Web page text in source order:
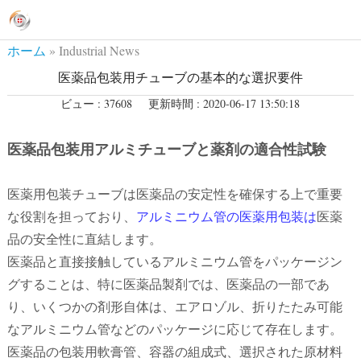
ホーム » Industrial News
医薬品包装用チューブの基本的な選択要件
ビュー : 37608 更新時間 : 2020-06-17 13:50:18
医薬品包装用アルミチューブと薬剤の適合性試験
医薬用包装チューブは医薬品の安定性を確保する上で重要
な役割を担っており、 アルミニウム管の医薬用包装は医薬
品の安全性に直結します。
医薬品と直接接触しているアルミニウム管をパッケージン
グすることは、特に医薬品製剤では、医薬品の一部であ
り、いくつかの剤形自体は、エアロゾル、折りたたみ可能
なアルミニウム管などのパッケージに応じて存在します。
医薬品の包装用軟膏管、容器の組成式、選択された原材料